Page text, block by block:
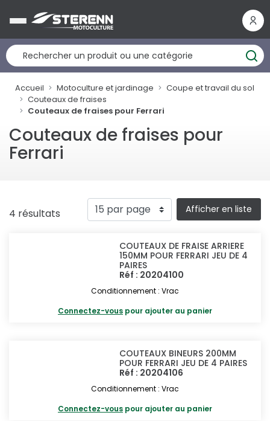
Accueil Motoculture et jardinage
Coupe et travail du sol
Couteaux de fraises
Couteaux de fraises pour Ferrari
Couteaux de fraises pour
Ferrari
4 résultats Afficher en liste
COUTEAUX DE FRAISE ARRIERE
150MM POUR FERRARI JEU DE 4
PAIRES
Réf : 20204100
Conditionnement : Vrac
Connectez-vous pour ajouter au panier
COUTEAUX BINEURS 200MM
POUR FERRARI JEU DE 4 PAIRES
Réf : 20204106
Conditionnement : Vrac
Connectez-vous pour ajouter au panier